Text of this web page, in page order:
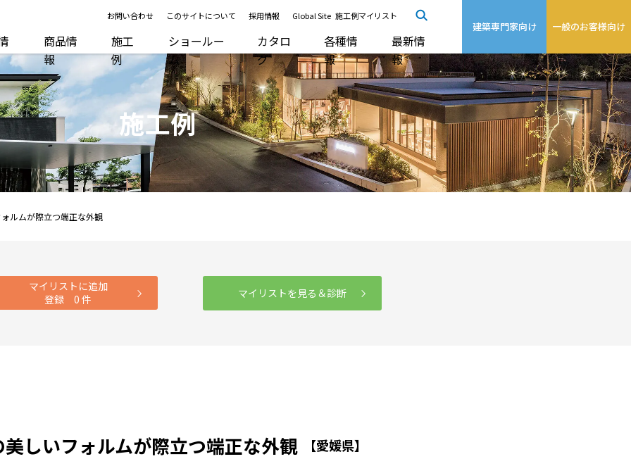
お問い合わせ このサイトについて 採用情報 Global Site 施工例マイリスト
商品情
報
施工
例
ショールー
ム
カタロ
グ
各種情
報
最新情
報
建築専門家向け 一般のお客様向け
施工例
ルムが際立つ端正な外観
マイリストに追加
登録0 件 マイリストを見る＆診断
しいフォルムが際立つ端正な外観 【愛媛県】